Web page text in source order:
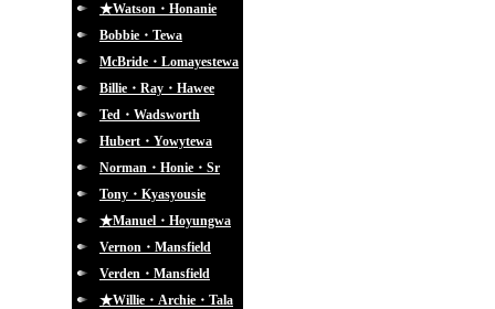
★Watson・Honanie
Bobbie・Tewa
McBride・Lomayestewa
Billie・Ray・Hawee
Ted・Wadsworth
Hubert・Yowytewa
Norman・Honie・Sr
Tony・Kyasyousie
★Manuel・Hoyungwa
Vernon・Mansfield
Verden・Mansfield
★Willie・Archie・Tala